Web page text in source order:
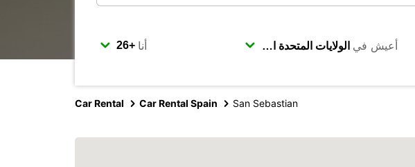
أنا أعيش في
Car Rental Car Rental Spain San Sebastian